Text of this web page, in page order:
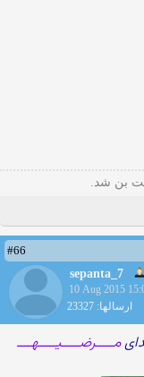
بن شد.
#66
sepanta_7
10 Aug 2015
ارسالها: 23327
مـــــرضـــــیـــــهــــ